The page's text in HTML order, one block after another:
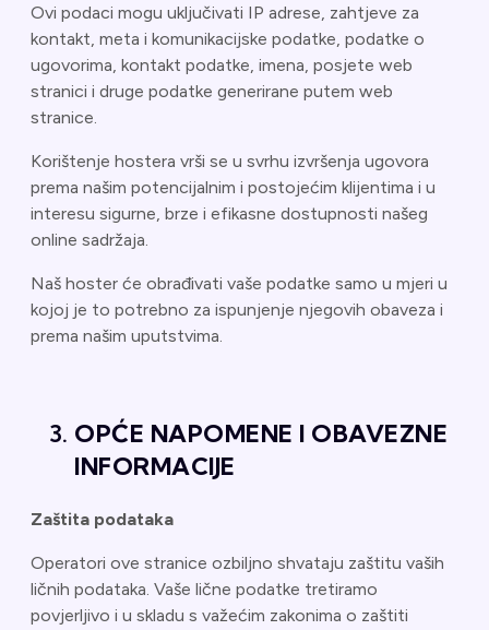
Ovi podaci mogu uključivati IP adrese, zahtjeve za
kontakt, meta i komunikacijske podatke, podatke o
ugovorima, kontakt podatke, imena, posjete web
stranici i druge podatke generirane putem web
stranice.
Korištenje hostera vrši se u svrhu izvršenja ugovora
prema našim potencijalnim i postojećim klijentima i u
interesu sigurne, brze i efikasne dostupnosti našeg
online sadržaja.
Naš hoster će obrađivati vaše podatke samo u mjeri u
kojoj je to potrebno za ispunjenje njegovih obaveza i
prema našim uputstvima.
OPĆE NAPOMENE I OBAVEZNE
INFORMACIJE
Zaštita podataka
Operatori ove stranice ozbiljno shvataju zaštitu vaših
ličnih podataka. Vaše lične podatke tretiramo
povjerljivo i u skladu s važećim zakonima o zaštiti